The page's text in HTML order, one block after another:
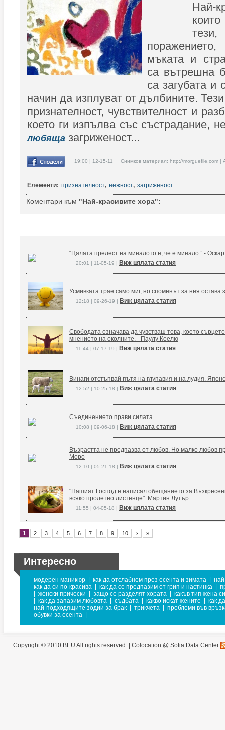
Най-
тези,
мъката и
са вътрешна
са загубата и
начин да изплуват от дълбините.
признателност, чувствителност и
което ги изпълва със състрадание,
любяща загриженост...
19:00 | 12-15-11 Снимков материал: http://morguefile.com |
Елементи: признателност, нежност, загриженост
Коментари към "Най-красивите хора":
“Цялата прелест на миналото е, че е минало.” -
20:01 | 11-05-19 | Виж цялата статия
Усмивката трае само миг, но споменът за нея остава
12:18 | 09-26-19 | Виж цялата статия
Свободата означава да чувстваш това, което
мнението на околните. - Паулу Коелю
11:44 | 07-17-19 | Виж цялата статия
Винаги отстъпвай пътя на глупавия и на лудия.
12:52 | 10-25-18 | Виж цялата статия
Съединението прави силата
10:08 | 09-06-18 | Виж цялата статия
Възрастта не предпазва от любов. Но малко любов
Моро
12:10 | 05-21-18 | Виж цялата статия
"Нашият Господ е написал обещанието за
всяко пролетно листенце". Мартин Лутър
11:55 | 04-05-18 | Виж цялата статия
1 2 3 4 5 6 7 8 9 10 › »
Интересно
модерен маникюр как да отслабнем през есента и зимата
как да си по-красива
как да се предпазим от грип и настинка
женски прически защо се разделят хората
какъв тип жена си
как да запазим любовта съдбата какво искат жените
как
най-подходящите зодии за брак
трикчета
проблеми във
обувки за есента
Copyright © 2010 BEU All rights reserved. | Colocation @ Sofia Data Center